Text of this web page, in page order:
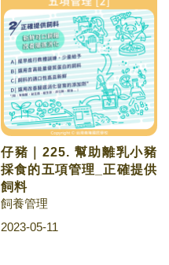
仔豬｜225. 幫助離乳小豬
採食的五項管理_正確提供
飼料
飼養管理
2023-05-11